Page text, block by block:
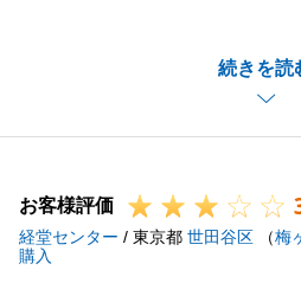
続きを読
りましたが、S様とは密にコ
ことができましたので、無事
ができました。
ご連絡ください。
今後ともよろしくお願い申し
お客様評価
経堂センター / 東京都 世田谷区 （梅
購入